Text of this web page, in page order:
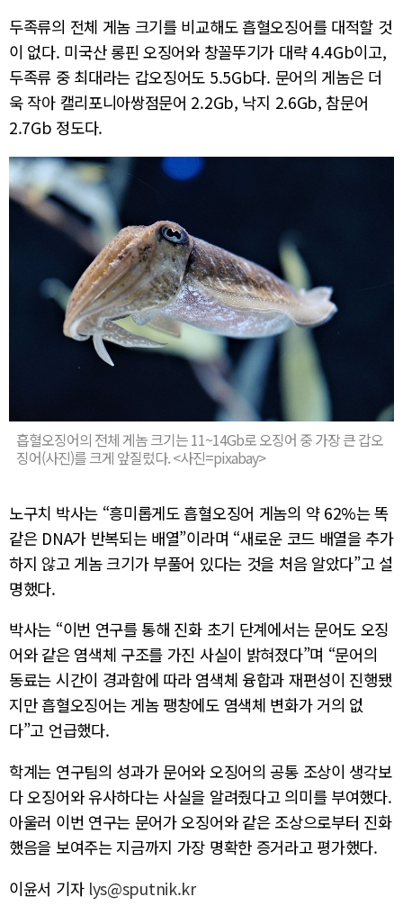
두족류의 전체 게놈 크기를 비교해도 흡혈오징어를 대적할 것
이 없다. 미국산 롱핀 오징어와 창꼴뚜기가 대략 4.4Gb이고,
두족류 중 최대라는 갑오징어도 5.5Gb다. 문어의 게놈은 더
욱 작아 캘리포니아쌍점문어 2.2Gb, 낙지 2.6Gb, 참문어
2.7Gb 정도다.
흡혈오징어의 전체 게놈 크기는 11~14Gb로 오징어 중 가장 큰 갑오
징어(사진)를 크게 앞질렀다. <사진=pixabay>
노구치 박사는 “흥미롭게도 흡혈오징어 게놈의 약 62%는 똑
같은 DNA가 반복되는 배열”이라며 “새로운 코드 배열을 추가
하지 않고 게놈 크기가 부풀어 있다는 것을 처음 알았다”고 설
명했다.
박사는 “이번 연구를 통해 진화 초기 단계에서는 문어도 오징
어와 같은 염색체 구조를 가진 사실이 밝혀졌다”며 “문어의
동료는 시간이 경과함에 따라 염색체 융합과 재편성이 진행됐
지만 흡혈오징어는 게놈 팽창에도 염색체 변화가 거의 없
다”고 언급했다.
학계는 연구팀의 성과가 문어와 오징어의 공통 조상이 생각보
다 오징어와 유사하다는 사실을 알려줬다고 의미를 부여했다.
아울러 이번 연구는 문어가 오징어와 같은 조상으로부터 진화
했음을 보여주는 지금까지 가장 명확한 증거라고 평가했다.
이윤서 기자 lys@sputnik.kr